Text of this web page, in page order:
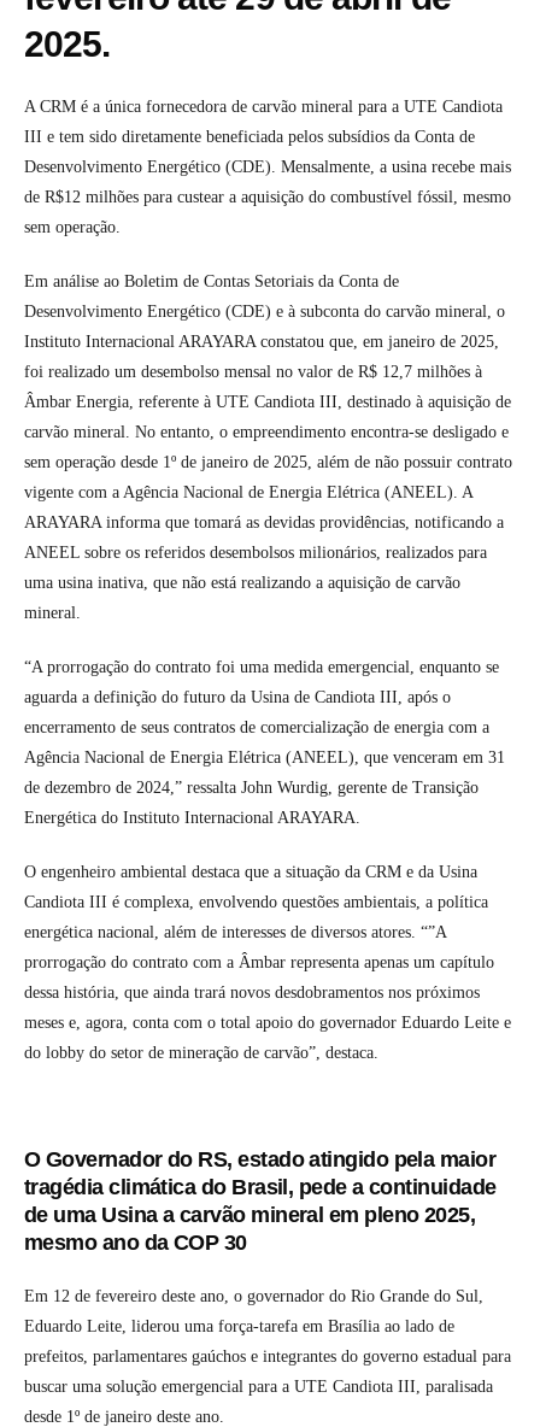
2025.
A CRM é a única fornecedora de carvão mineral para a UTE Candiota
III e tem sido diretamente beneficiada pelos subsídios da Conta de
Desenvolvimento Energético (CDE). Mensalmente, a usina recebe mais
de R$12 milhões para custear a aquisição do combustível fóssil, mesmo
sem operação.
Em análise ao Boletim de Contas Setoriais da Conta de
Desenvolvimento Energético (CDE) e à subconta do carvão mineral, o
Instituto Internacional ARAYARA constatou que, em janeiro de 2025,
foi realizado um desembolso mensal no valor de R$ 12,7 milhões à
Âmbar Energia, referente à UTE Candiota III, destinado à aquisição de
carvão mineral. No entanto, o empreendimento encontra-se desligado e
sem operação desde 1º de janeiro de 2025, além de não possuir contrato
vigente com a Agência Nacional de Energia Elétrica (ANEEL). A
ARAYARA informa que tomará as devidas providências, notificando a
ANEEL sobre os referidos desembolsos milionários, realizados para
uma usina inativa, que não está realizando a aquisição de carvão
mineral.
“A prorrogação do contrato foi uma medida emergencial, enquanto se
aguarda a definição do futuro da Usina de Candiota III, após o
encerramento de seus contratos de comercialização de energia com a
Agência Nacional de Energia Elétrica (ANEEL), que venceram em 31
de dezembro de 2024,” ressalta John Wurdig, gerente de Transição
Energética do Instituto Internacional ARAYARA.
O engenheiro ambiental destaca que a situação da CRM e da Usina
Candiota III é complexa, envolvendo questões ambientais, a política
energética nacional, além de interesses de diversos atores. “”A
prorrogação do contrato com a Âmbar representa apenas um capítulo
dessa história, que ainda trará novos desdobramentos nos próximos
meses e, agora, conta com o total apoio do governador Eduardo Leite e
do lobby do setor de mineração de carvão”, destaca.
O Governador do RS, estado atingido pela maior
tragédia climática do Brasil, pede a continuidade
de uma Usina a carvão mineral em pleno 2025,
mesmo ano da COP 30
Em 12 de fevereiro deste ano, o governador do Rio Grande do Sul,
Eduardo Leite, liderou uma força-tarefa em Brasília ao lado de
prefeitos, parlamentares gaúchos e integrantes do governo estadual para
buscar uma solução emergencial para a UTE Candiota III, paralisada
desde 1º de janeiro deste ano.